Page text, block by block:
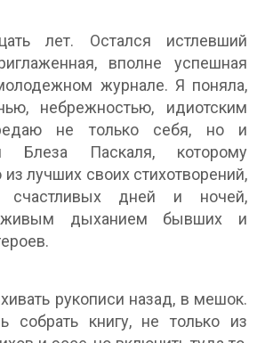
лет. Остался истлевший
вполне успешная
журнале. Я поняла,
небрежностью, идиотским
не только себя, но и
Блеза Паскаля, которому
из лучших своих стихотворений,
счастливых дней и ночей,
живым дыханием бывших и
рукописи назад, в мешок.
собрать книгу, не только из